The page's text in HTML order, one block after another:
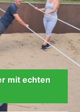
mit echten